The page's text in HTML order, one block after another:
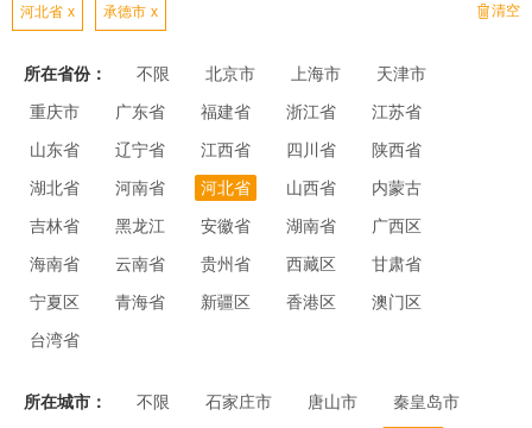
河北省 x 承德市 x 清空
所在省份： 不限 北京市 上海市
天津市
重庆市
广东省 福建省 浙江省
江苏省
山东省
辽宁省 江西省 四川省
陕西省
湖北省
河南省 河北省 山西省
内蒙古
吉林省
黑龙江 安徽省 湖南省
广西区
海南省
云南省 贵州省 西藏区
甘肃省
宁夏区
青海省 新疆区 香港区
澳门区
台湾省
所在城市： 不限 石家庄市 唐山市
秦皇岛市